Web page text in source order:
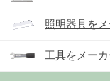
照明器具を
工具をメー